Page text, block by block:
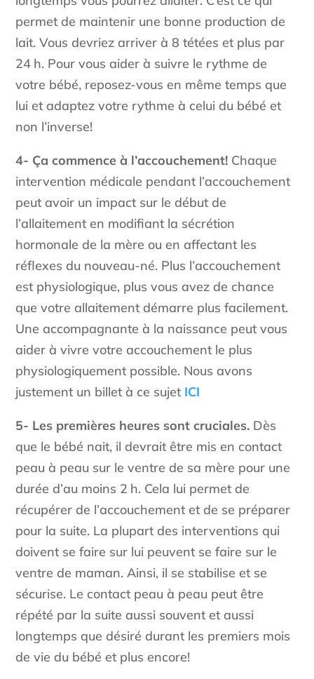
permet de maintenir une bonne production de
lait. Vous devriez arriver à 8 tétées et plus par
24 h. Pour vous aider à suivre le rythme de
votre bébé, reposez-vous en même temps que
lui et adaptez votre rythme à celui du bébé et
non l’inverse!
4- Ça commence à l’accouchement! Chaque
intervention médicale pendant l’accouchement
peut avoir un impact sur le début de
l’allaitement en modifiant la sécrétion
hormonale de la mère ou en affectant les
réflexes du nouveau-né. Plus l’accouchement
est physiologique, plus vous avez de chance
que votre allaitement démarre plus facilement.
Une accompagnante à la naissance peut vous
aider à vivre votre accouchement le plus
physiologiquement possible. Nous avons
justement un billet à ce sujet ICI
5- Les premières heures sont cruciales. Dès
que le bébé nait, il devrait être mis en contact
peau à peau sur le ventre de sa mère pour une
durée d’au moins 2 h. Cela lui permet de
récupérer de l’accouchement et de se préparer
pour la suite. La plupart des interventions qui
doivent se faire sur lui peuvent se faire sur le
ventre de maman. Ainsi, il se stabilise et se
sécurise. Le contact peau à peau peut être
répété par la suite aussi souvent et aussi
longtemps que désiré durant les premiers mois
de vie du bébé et plus encore!